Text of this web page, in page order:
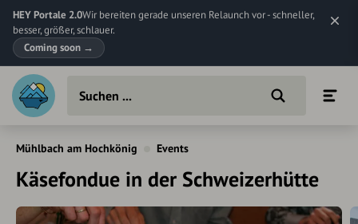
HEY Portale 2.0Wir bereiten gerade unseren Relaunch vor - schneller,
besser, größer, schlauer.
Coming soon →
Mühlbach am Hochkönig Events
Käsefondue in der Schweizerhütte